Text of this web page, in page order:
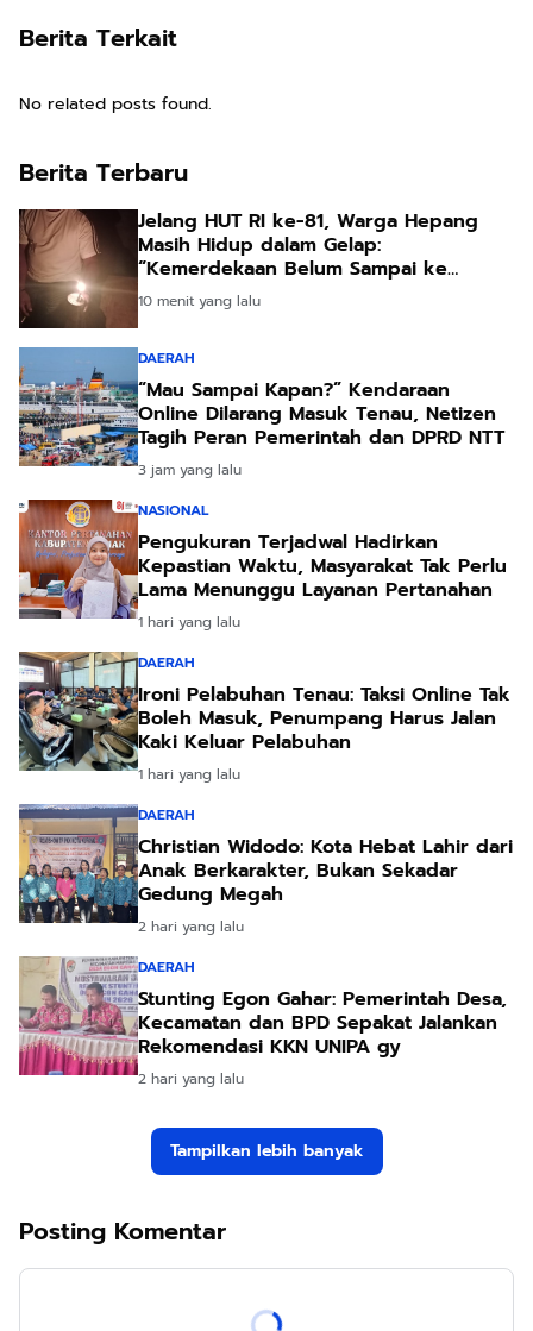
Berita Terkait
No related posts found.
Berita Terbaru
Jelang HUT RI ke-81, Warga Hepang
Masih Hidup dalam Gelap:
“Kemerdekaan Belum Sampai ke
Kampung Kami”
10 menit yang lalu
DAERAH
“Mau Sampai Kapan?” Kendaraan
Online Dilarang Masuk Tenau, Netizen
Tagih Peran Pemerintah dan DPRD NTT
3 jam yang lalu
NASIONAL
Pengukuran Terjadwal Hadirkan
Kepastian Waktu, Masyarakat Tak Perlu
Lama Menunggu Layanan Pertanahan
1 hari yang lalu
DAERAH
Ironi Pelabuhan Tenau: Taksi Online Tak
Boleh Masuk, Penumpang Harus Jalan
Kaki Keluar Pelabuhan
1 hari yang lalu
DAERAH
Christian Widodo: Kota Hebat Lahir dari
Anak Berkarakter, Bukan Sekadar
Gedung Megah
2 hari yang lalu
DAERAH
Stunting Egon Gahar: Pemerintah Desa,
Kecamatan dan BPD Sepakat Jalankan
Rekomendasi KKN UNIPA gy
2 hari yang lalu
Tampilkan lebih banyak
Posting Komentar